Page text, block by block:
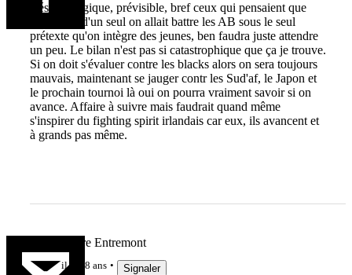
Résultat logique, prévisible, bref ceux qui pensaient que
d'un coup d'un seul on allait battre les AB sous le seul
prétexte qu'on intègre des jeunes, ben faudra juste attendre
un peu. Le bilan n'est pas si catastrophique que ça je trouve.
Si on doit s'évaluer contre les blacks alors on sera toujours
mauvais, maintenant se jauger contr les Sud'af, le Japon et
le prochain tournoi là oui on pourra vraiment savoir si on
avance. Affaire à suivre mais faudrait quand même
s'inspirer du fighting spirit irlandais car eux, ils avancent et
à grands pas même.
Marc Lièvre Entremont
il y a 8 ans Signaler